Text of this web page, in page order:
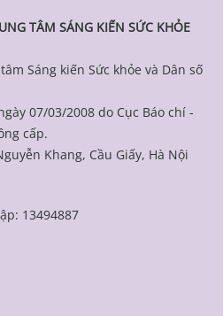
TÂM SÁNG KIẾN SỨC KHỎE
Sáng kiến Sức khỏe và Dân số
07/03/2008 do Cục Báo chí -
cấp.
Khang, Cầu Giấy, Hà Nội
13494887